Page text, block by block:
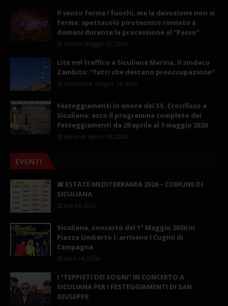
Il vento ferma i fuochi, ma la devozione non si
ferma: spettacolo pirotecnico rinviato a
domani durante la processione al “Passo”
Sabato, Maggio 02, 2026
Lite nel traffico a Siculiana Marina, il sindaco
Zambito: “fatti che destano preoccupazione”
Domenica, Giugno 14, 2026
Festeggiamenti in onore del SS. Crocifisso a
Siculiana: ecco il programma completo dei
festeggiamenti da 29 aprile al 3 maggio 2026
Venerdì, Aprile 24, 2026
EVENTI
📅 ESTATE MEDITERRANEA 2026 – COMUNE DI
SICULIANA
July 24, 2026
Siculiana, concerto del 1° Maggio 2026 in
Piazza Umberto I: arrivano I Cugini di
Campagna
April 14, 2026
I “TEPPISTI DEI SOGNI” IN CONCERTO A
SICULIANA PER I FESTEGGIAMENTI DI SAN
GIUSEPPE